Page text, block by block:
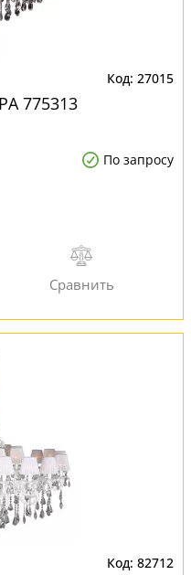
27015
775313
По запросу
82712